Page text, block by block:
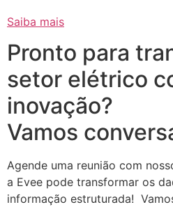
Saiba mais
Pronto para
setor elétrico
inovação?
Vamos
Agende uma reunião com
a Evee pode transformar os
informação estruturada!